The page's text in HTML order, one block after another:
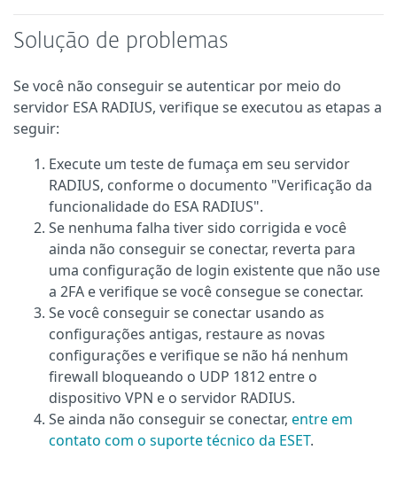
Solução de problemas
Se você não conseguir se autenticar por meio do
servidor ESA RADIUS, verifique se executou as etapas a
seguir:
Execute um teste de fumaça em seu servidor
RADIUS, conforme o documento "Verificação da
funcionalidade do ESA RADIUS".
Se nenhuma falha tiver sido corrigida e você
ainda não conseguir se conectar, reverta para
uma configuração de login existente que não use
a 2FA e verifique se você consegue se conectar.
Se você conseguir se conectar usando as
configurações antigas, restaure as novas
configurações e verifique se não há nenhum
firewall bloqueando o UDP 1812 entre o
dispositivo VPN e o servidor RADIUS.
Se ainda não conseguir se conectar, entre em
contato com o suporte técnico da ESET.